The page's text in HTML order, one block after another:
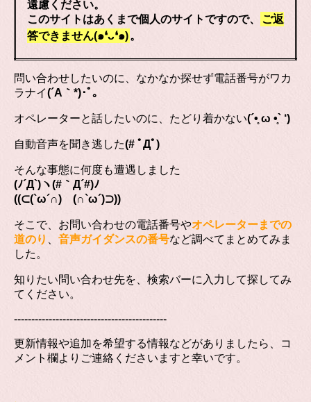
遠慮ください。
このサイトはあくまで個人のサイトですので、
ご返
答できません(๑❛ᴗ❛๑)。
問い合わせしたいのに、なかなか探せず電話番号がワカ
ラナイ(´A｀*)･ﾟ｡
オペレーターと話したいのに、たどり着かない(´•̥ ω •̥` ‘)
自動音声を聞き逃した(# ﾟДﾟ)
そんな事態に何度も遭遇しました
(ﾉ´Д`)ヽ(#｀Д´#)ﾉ
((⊂(`ω´∩) (∩`ω´)⊃))
そこで、お問い合わせの電話番号やオペレーターまでの
道のり
音声ガイダンスの番号など調べてまとめてみま
した。
知りたい問い合わせ先を、検索バーに入力して探してみ
てください。
--------------------------------------------
更新情報や追加を希望する情報などがありましたら、コ
メント欄よりご連絡くださいますと幸いです。